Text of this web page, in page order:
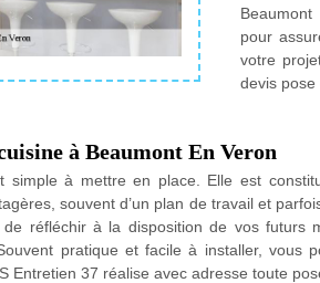
pour
votre
devis pose
à Beaumont En Veron
simple à mettre en place. Elle est
souvent d’un plan de travail et
réfléchir à la disposition de vos futurs
Souvent pratique et facile à installer, vous
Entretien 37 réalise avec adresse toute